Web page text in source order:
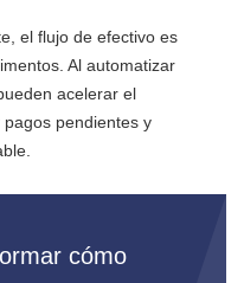
el flujo de efectivo es
Al automatizar
acelerar el
pendientes y
cómo